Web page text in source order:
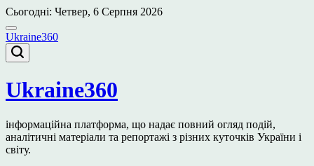
Перейти
до
вмісту
Сьогодні: Четвер, 6 Серпня 2026
Ukraine360
Ukraine360
інформаційна платформа, що надає повний огляд подій,
аналітичні матеріали та репортажі з різних куточків України і
світу.